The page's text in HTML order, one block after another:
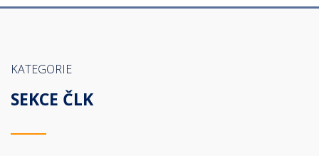
KATEGORIE
SEKCE ČLK